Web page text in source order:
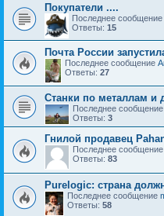
Покупатели ....
Последнее сообщение
Ответы: 15
Почта России
Последнее сообщение
Ответы: 27
Станки по металлам и
Последнее сообщение
Ответы: 3
Гнилой продавец
Последнее сообщение
Ответы: 83
Purelogic: страна
Последнее сообщение
Ответы: 58